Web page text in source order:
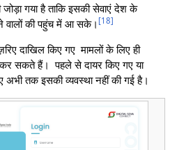
गया है ताकि इसकी सेवाएं देश के
वालों की पहुंच में आ सके। [18]
दाखिल किए गए मामलों के लिए ही
सकते हैं। पहले से दायर किए गए या
तक इसकी व्यवस्था नहीं की गई है।